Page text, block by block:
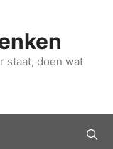
staat, doen wat